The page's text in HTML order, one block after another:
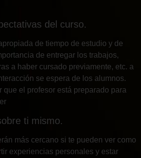
del curso.
de tiempo de estudio y de
de entregar los trabajos,
a haber cursado previamente, etc. a
se espera de los alumnos.
que el profesor está preparado para
ti mismo.
más cercano si te pueden ver como
experiencias personales y estar